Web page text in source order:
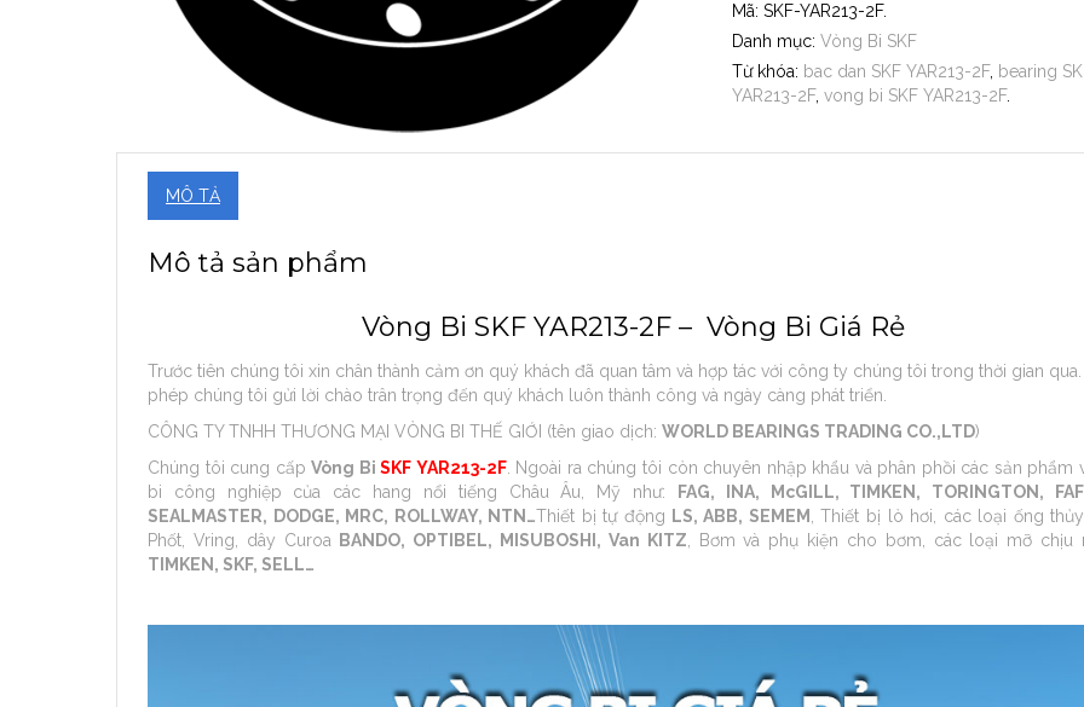
Mã:SKF-YAR213-2F.
Danh mục:Vòng Bi SKF
Từ khóa: bac dan SKF YAR213-2F, bearing
YAR213-2F,vong bi SKF YAR213-2F.
MÔ TẢ
Mô tả sản phẩm
Vòng Bi SKF YAR213-2F – Vòng Bi Giá Rẻ
Trước tiên chúng tôi xin chân thành cảm ơn quý khách đã quan tâm và hợp tác với công ty chúng tôi trong thời gian
phép chúng tôi gửi lời chào trân trọng đến quý khách luôn thành công và ngày càng phát triển.
CÔNG TY TNHH THƯƠNG MẠI VÒNG BI THẾ GIỚI (tên giao dịch: WORLD BEARINGS TRADING CO.,LTD)
Chúng tôi cung cấpVòng BiSKF YAR213-2F. Ngoài ra chúng tôi còn chuyên nhập khẩu và phân phồi các sản phẩm
bi công nghiệp của các hang nổi tiếng Châu Âu, Mỹ như:
FAG, INA, McGILL, TIMKEN, TORINGTON,
SEALMASTER, DODGE, MRC, ROLLWAY, NTN…Thiết bị tự động LS, ABB, SEMEM
, Thiết bị lò hơi, các loại ống
Phốt, Vring, dây Curoa
BANDO, OPTIBEL, MISUBOSHI, Van KITZ , Bơm và phụ kiện cho bơm, các loại mỡ chịu
TIMKEN, SKF, SELL…